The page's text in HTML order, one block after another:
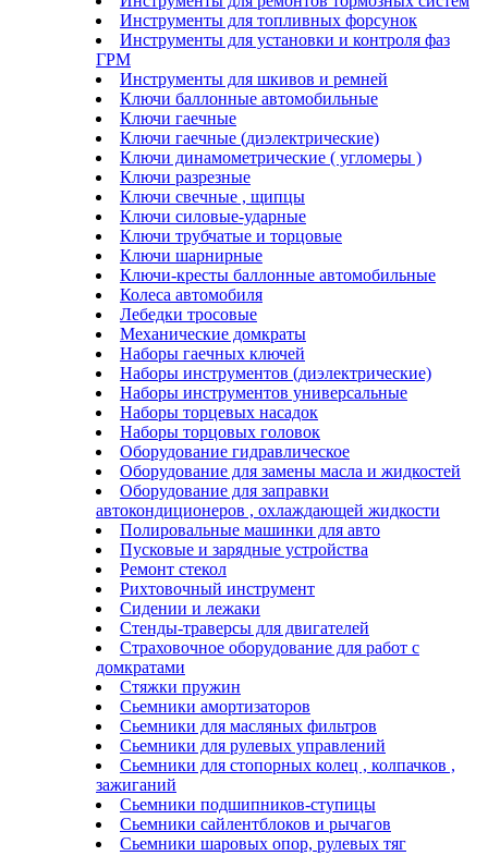
Инструменты для топливных форсунок
Инструменты для установки и контроля фаз
ГРМ
Инструменты для шкивов и ремней
Ключи баллонные автомобильные
Ключи гаечные
Ключи гаечные (диэлектрические)
Ключи динамометрические ( угломеры )
Ключи разрезные
Ключи свечные , щипцы
Ключи силовые-ударные
Ключи трубчатые и торцовые
Ключи шарнирные
Ключи-кресты баллонные автомобильные
Колеса автомобиля
Лебедки тросовые
Механические домкраты
Наборы гаечных ключей
Наборы инструментов (диэлектрические)
Наборы инструментов универсальные
Наборы торцевых насадок
Наборы торцовых головок
Оборудование гидравлическое
Оборудование для замены масла и жидкостей
Оборудование для заправки
автокондиционеров , охлаждающей жидкости
Полировальные машинки для авто
Пусковые и зарядные устройства
Ремонт стекол
Рихтовочный инструмент
Сидении и лежаки
Стенды-траверсы для двигателей
Страховочное оборудование для работ с
домкратами
Стяжки пружин
Сьемники амортизаторов
Сьемники для масляных фильтров
Сьемники для рулевых управлений
Сьемники для стопорных колец , колпачков ,
зажиганий
Сьемники подшипников-ступицы
Сьемники сайлентблоков и рычагов
Сьемники шаровых опор, рулевых тяг